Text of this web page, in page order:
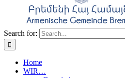
Search for:
Home
WIR…